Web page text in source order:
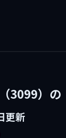
3099）の
更新